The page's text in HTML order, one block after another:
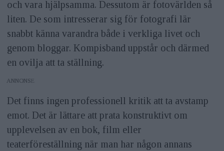
och vara hjälpsamma. Dessutom är fotovärlden så
liten. De som intresserar sig för fotografi lär
snabbt känna varandra både i verkliga livet och
genom bloggar. Kompisband uppstår och därmed
en ovilja att ta ställning.
ANNONS
Det finns ingen professionell kritik att ta avstamp
emot. Det är lättare att prata konstruktivt om
upplevelsen av en bok, film eller
teaterföreställning när man har någon annans